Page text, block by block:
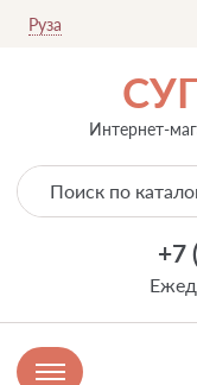
Руза
Интернет-
+7